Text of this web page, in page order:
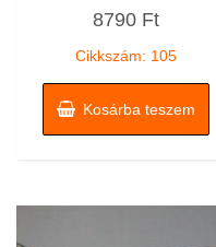
5.00
8790 Ft
Cikkszám: 105
Kosárba teszem